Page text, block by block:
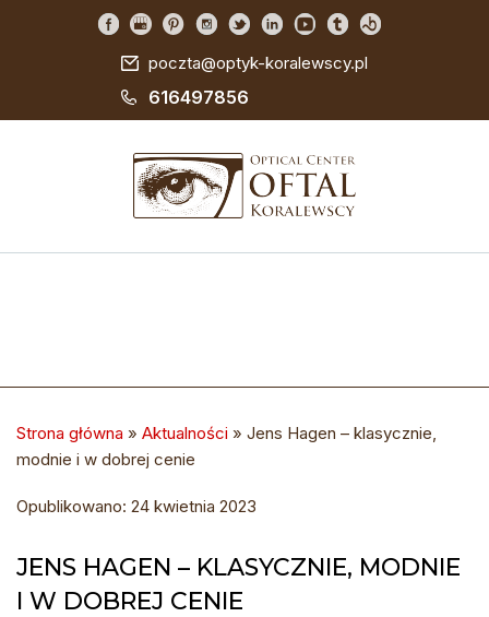
poczta@optyk-koralewscy.pl
616497856
Strona główna » Aktualności » Jens Hagen – klasycznie,
modnie i w dobrej cenie
Opublikowano: 24 kwietnia 2023
JENS HAGEN – KLASYCZNIE, MODNIE
I W DOBREJ CENIE